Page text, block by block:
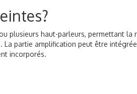
plusieurs haut-parleurs, permettant la
partie amplification peut être
incorporés.